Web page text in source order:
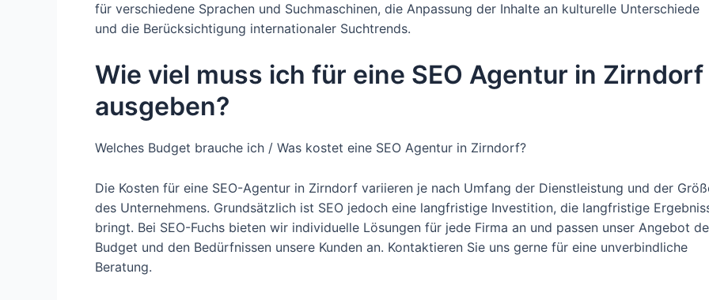
für verschiedene Sprachen und Suchmaschinen, die Anpassung der Inhalte an kulturelle Unterschiede
und die Berücksichtigung internationaler Suchtrends.
Wie viel muss ich für eine SEO Agentur in Zirndorf
ausgeben?
Welches Budget brauche ich / Was kostet eine SEO Agentur in Zirndorf?
Die Kosten für eine SEO-Agentur in Zirndorf variieren je nach Umfang der Dienstleistung und der
des Unternehmens. Grundsätzlich ist SEO jedoch eine langfristige Investition, die langfristige
bringt. Bei SEO-Fuchs bieten wir individuelle Lösungen für jede Firma an und passen unser Angebot
Budget und den Bedürfnissen unsere Kunden an. Kontaktieren Sie uns gerne für eine unverbindliche
Beratung.